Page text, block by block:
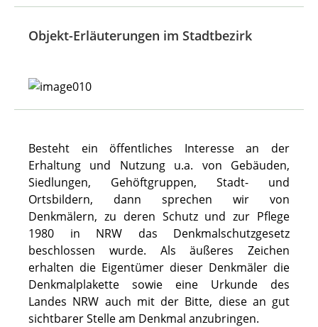
Objekt-Erläuterungen im Stadtbezirk
Besteht ein öffentliches Interesse an der
Erhaltung und Nutzung u.a. von Gebäuden,
Siedlungen, Gehöftgruppen, Stadt- und
Ortsbildern, dann sprechen wir von
Denkmälern, zu deren Schutz und zur Pflege
1980 in NRW das Denkmalschutzgesetz
beschlossen wurde. Als äußeres Zeichen
erhalten die Eigentümer dieser Denkmäler die
Denkmalplakette sowie eine Urkunde des
Landes NRW auch mit der Bitte, diese an gut
sichtbarer Stelle am Denkmal anzubringen.